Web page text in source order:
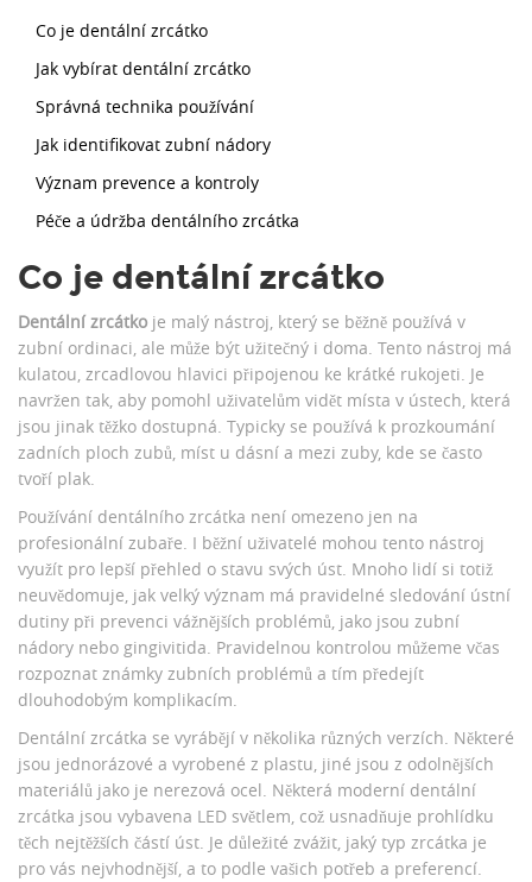
Co je dentální zrcátko
Jak vybírat dentální zrcátko
Správná technika používání
Jak identifikovat zubní nádory
Význam prevence a kontroly
Péče a údržba dentálního zrcátka
Co je dentální zrcátko
Dentální zrcátko je malý nástroj, který se běžně používá v
zubní ordinaci, ale může být užitečný i doma. Tento nástroj má
kulatou, zrcadlovou hlavici připojenou ke krátké rukojeti. Je
navržen tak, aby pomohl uživatelům vidět místa v ústech, která
jsou jinak těžko dostupná. Typicky se používá k prozkoumání
zadních ploch zubů, míst u dásní a mezi zuby, kde se často
tvoří plak.
Používání dentálního zrcátka není omezeno jen na
profesionální zubaře. I běžní uživatelé mohou tento nástroj
využít pro lepší přehled o stavu svých úst. Mnoho lidí si totiž
neuvědomuje, jak velký význam má pravidelné sledování ústní
dutiny při prevenci vážnějších problémů, jako jsou zubní
nádory nebo gingivitida. Pravidelnou kontrolou můžeme včas
rozpoznat známky zubních problémů a tím předejít
dlouhodobým komplikacím.
Dentální zrcátka se vyrábějí v několika různých verzích. Některé
jsou jednorázové a vyrobené z plastu, jiné jsou z odolnějších
materiálů jako je nerezová ocel. Některá moderní dentální
zrcátka jsou vybavena LED světlem, což usnadňuje prohlídku
těch nejtěžších částí úst. Je důležité zvážit, jaký typ zrcátka je
pro vás nejvhodnější, a to podle vašich potřeb a preferencí.